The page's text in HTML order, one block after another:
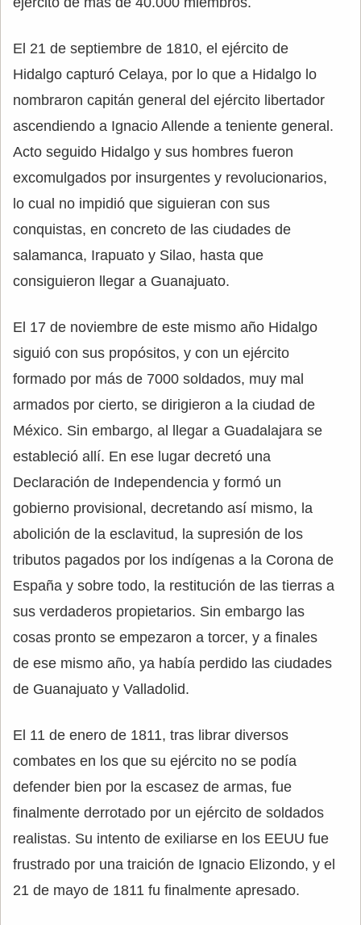
El 21 de septiembre de 1810, el ejército de
Hidalgo capturó Celaya, por lo que a Hidalgo lo
nombraron capitán general del ejército libertador
ascendiendo a Ignacio Allende a teniente general.
Acto seguido Hidalgo y sus hombres fueron
excomulgados por insurgentes y revolucionarios,
lo cual no impidió que siguieran con sus
conquistas, en concreto de las ciudades de
salamanca, Irapuato y Silao, hasta que
consiguieron llegar a Guanajuato.
El 17 de noviembre de este mismo año Hidalgo
siguió con sus propósitos, y con un ejército
formado por más de 7000 soldados, muy mal
armados por cierto, se dirigieron a la ciudad de
México. Sin embargo, al llegar a Guadalajara se
estableció allí. En ese lugar decretó una
Declaración de Independencia y formó un
gobierno provisional, decretando así mismo, la
abolición de la esclavitud, la supresión de los
tributos pagados por los indígenas a la Corona de
España y sobre todo, la restitución de las tierras a
sus verdaderos propietarios. Sin embargo las
cosas pronto se empezaron a torcer, y a finales
de ese mismo año, ya había perdido las ciudades
de Guanajuato y Valladolid.
El 11 de enero de 1811, tras librar diversos
combates en los que su ejército no se podía
defender bien por la escasez de armas, fue
finalmente derrotado por un ejército de soldados
realistas. Su intento de exiliarse en los EEUU fue
frustrado por una traición de Ignacio Elizondo, y el
21 de mayo de 1811 fu finalmente apresado.